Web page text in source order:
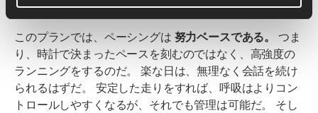
だ。
このプランでは、ペーシングは努力ベースである。つま
り、時計で決まったペースを刻むのではなく、高強度の
ランニングをするのだ。 楽な日は、無理なく会話を続け
られるはずだ。 安定した走りをすれば、呼吸はよりコン
トロールしやすくなるが、それでも管理は可能だ。 そし